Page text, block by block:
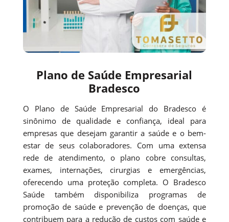
Plano de Saúde Empresarial
Bradesco
O Plano de Saúde Empresarial do Bradesco é
sinônimo de qualidade e confiança, ideal para
empresas que desejam garantir a saúde e o bem-
estar de seus colaboradores. Com uma extensa
rede de atendimento, o plano cobre consultas,
exames, internações, cirurgias e emergências,
oferecendo uma proteção completa. O Bradesco
Saúde também disponibiliza programas de
promoção de saúde e prevenção de doenças, que
contribuem para a redução de custos com saúde e